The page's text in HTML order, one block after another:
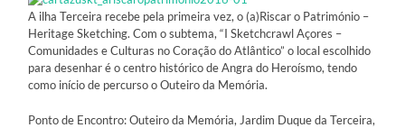
A ilha Terceira recebe pela primeira vez, o (a)Riscar o Património –
Heritage Sketching. Com o subtema, “I Sketchcrawl Açores –
Comunidades e Culturas no Coração do Atlântico” o local escolhido
para desenhar é o centro histórico de Angra do Heroísmo, tendo
como início de percurso o Outeiro da Memória.
Ponto de Encontro: Outeiro da Memória, Jardim Duque da Terceira,